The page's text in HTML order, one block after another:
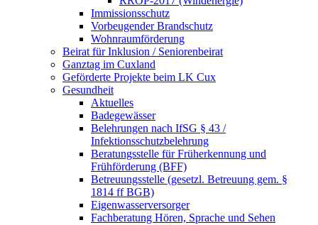
Immissionsschutz
Vorbeugender Brandschutz
Wohnraumförderung
Beirat für Inklusion / Seniorenbeirat
Ganztag im Cuxland
Geförderte Projekte beim LK Cux
Gesundheit
Aktuelles
Badegewässer
Belehrungen nach IfSG § 43 /
Infektionsschutzbelehrung
Beratungsstelle für Früherkennung und
Frühförderung (BFF)
Betreuungsstelle (gesetzl. Betreuung gem. §
1814 ff BGB)
Eigenwasserversorger
Fachberatung Hören, Sprache und Sehen